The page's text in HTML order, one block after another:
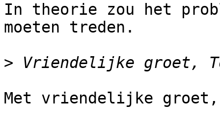
In theorie zou het
moeten treden.
>
Met vriendelijke groet,